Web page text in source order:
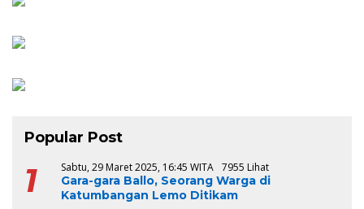
Popular Post
1 Sabtu, 29 Maret 2025, 16:45 WITA 7955 Lihat
Gara-gara Ballo, Seorang Warga di
Katumbangan Lemo Ditikam